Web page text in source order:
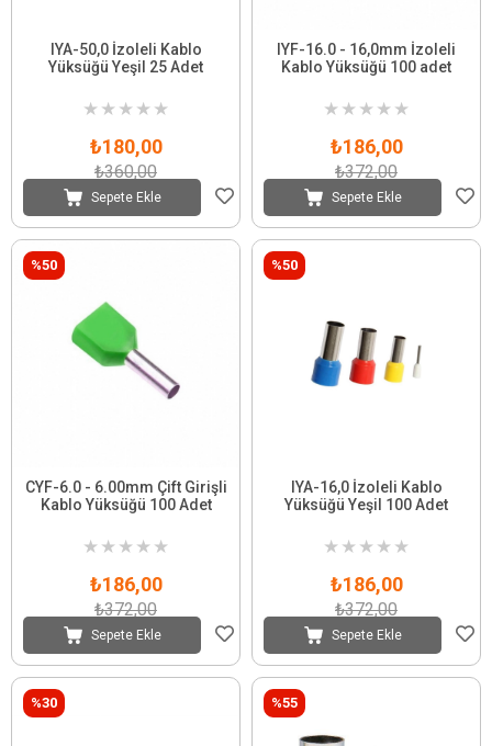
IYA-50,0 İzoleli Kablo
Yüksüğü Yeşil 25 Adet
★ ★ ★ ★ ★
₺180,00
₺360,00
Sepete Ekle
IYF-16.0 - 16,0mm İzoleli
Kablo Yüksüğü 100 adet
★ ★ ★ ★ ★
₺186,00
₺372,00
Sepete Ekle
CYF-6.0 - 6.00mm Çift Girişli
Kablo Yüksüğü 100 Adet
★ ★ ★ ★ ★
₺186,00
₺372,00
Sepete Ekle
%50
IYA-16,0 İzoleli Kablo
Yüksüğü Yeşil 100 Adet
★ ★ ★ ★ ★
₺186,00
₺372,00
Sepete Ekle
%50
%30 %55